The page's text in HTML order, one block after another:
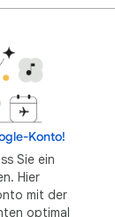
Konto!
Sie ein
Hier
mit der
optimal